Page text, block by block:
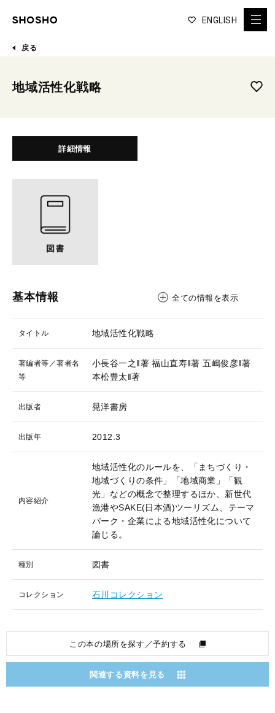
ENGLISH
戻る
地域活性化戦略
詳細情報
基本情報 全ての情報を表示
タイトル 地域活性化戦略
著編者等／著者名
等
小長谷一之‖著 福山直寿‖著 五嶋俊彦‖著
本松豊太‖著
出版者 晃洋書房
出版年 2012.3
内容紹介
地域活性化のルールを、「まちづくり・
地域づくりの条件」「地域商業」「観
光」などの概念で整理するほか、新世代
漁港やSAKE(日本酒)ツーリズム、テーマ
パーク・企業による地域活性化について
論じる。
種別 図書
コレクション 石川コレクション
この本の場所を探す／予約する
関連する資料を見る